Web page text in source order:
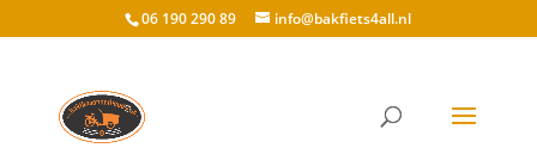
06 190 290 89 info@bakfiets4all.nl